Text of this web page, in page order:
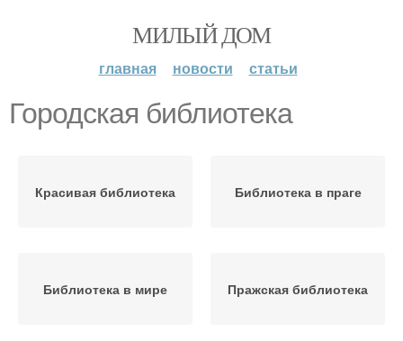
МИЛЫЙ ДОМ
главная новости статьи
Городская библиотека
Красивая библиотека Библиотека в праге
Библиотека в мире Пражская библиотека